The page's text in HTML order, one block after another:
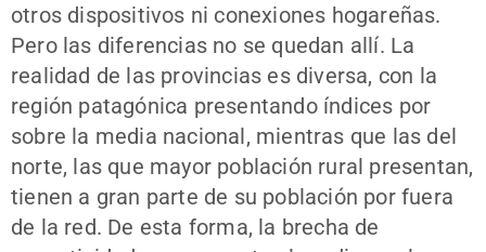
otros dispositivos ni conexiones hogareñas.
Pero las diferencias no se quedan allí. La
realidad de las provincias es diversa, con la
región patagónica presentando índices por
sobre la media nacional, mientras que las del
norte, las que mayor población rural presentan,
tienen a gran parte de su población por fuera
de la red. De esta forma, la brecha de